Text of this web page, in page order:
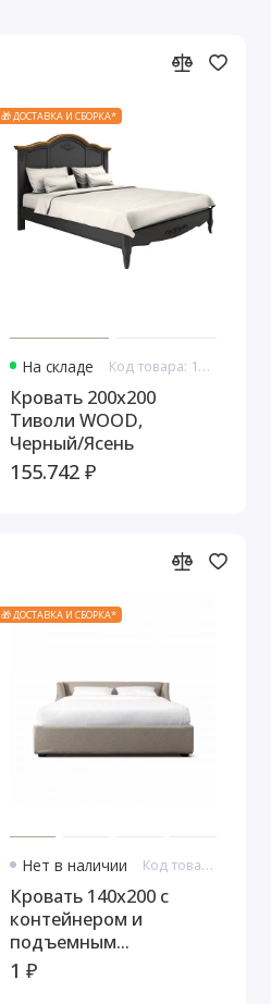
🎁 ДОСТАВКА И СБОРКА*
На складе Код товара: 10884
Кровать 200x200
Тиволи WOOD,
Черный/Ясень
155.742 ₽
🎁 ДОСТАВКА И СБОРКА*
Нет в наличии Код товара: 11102
Кровать 140x200 c
контейнером и
подъемным
механизмом Ливорно
1 ₽